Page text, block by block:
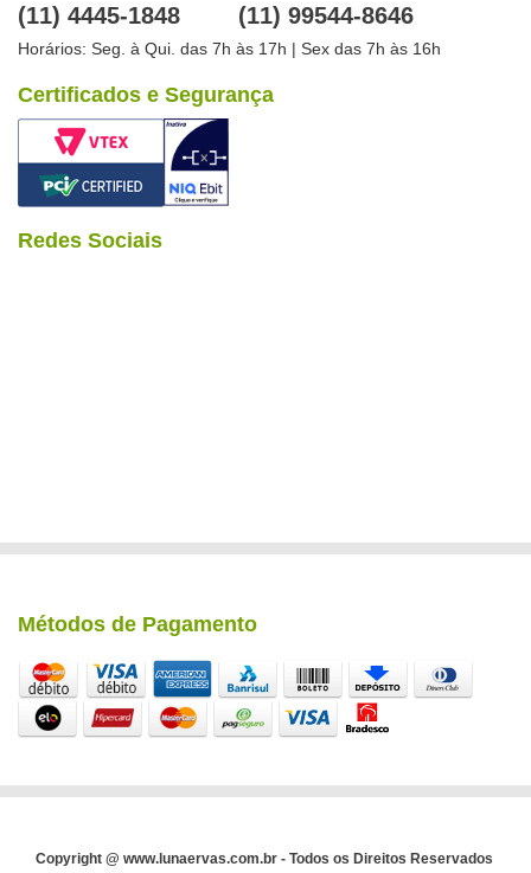
(11) 4445-1848 (11) 99544-8646
Horários: Seg. à Qui. das 7h às 17h | Sex das 7h às 16h
Certificados e Segurança
Redes Sociais
Métodos de Pagamento
Copyright @ www.lunaervas.com.br - Todos os Direitos Reservados